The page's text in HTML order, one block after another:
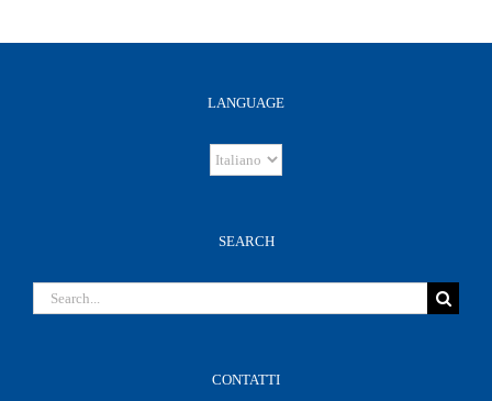
LANGUAGE
Language
SEARCH
Search
for:
CONTATTI